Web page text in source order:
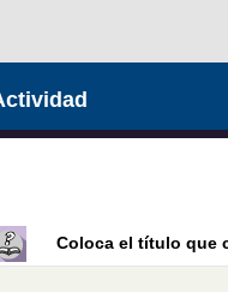
Coloca el título que